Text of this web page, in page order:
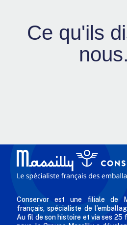
Ce qu'ils
Conservor est une filiale de
français, spécialiste de
Au fil de son histoire et via ses 25